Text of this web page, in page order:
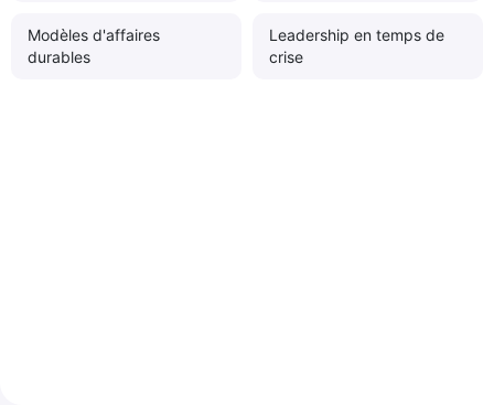
Modèles d'affaires
durables
Leadership en temps de
crise